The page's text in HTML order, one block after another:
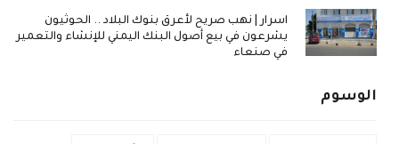
اسرار | نهب صريح لأعرق بنوك البلاد .. الحوثيون
يشرعون في بيع أصول البنك اليمني للإنشاء والتعمير
في صنعاء
الوسوم